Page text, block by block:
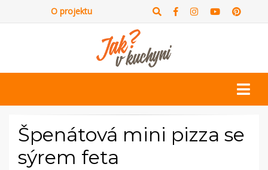
O projektu
Špenátová mini pizza se
sýrem feta